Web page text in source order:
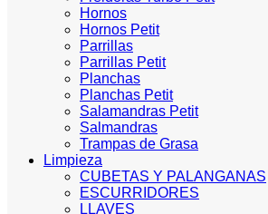
Hornos
Hornos Petit
Parrillas
Parrillas Petit
Planchas
Planchas Petit
Salamandras Petit
Salmandras
Trampas de Grasa
Limpieza
CUBETAS Y PALANGANAS
ESCURRIDORES
LLAVES